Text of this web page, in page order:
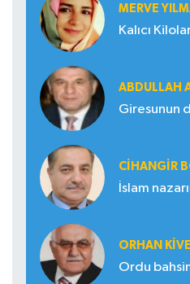
MERVE
Kalıcı
ABDULLAH
Giresunun
CIHANGIR
İslam
ORHAN
Ordu